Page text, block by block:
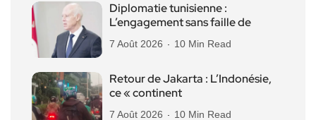
Diplomatie tunisienne :
L’engagement sans faille de
7 Août 2026 10 Min Read
Retour de Jakarta : L’Indonésie,
ce « continent
7 Août 2026 10 Min Read